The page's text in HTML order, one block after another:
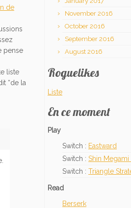
de
pense
liste
“de la
November 2016
October 2016
September 2016
August 2016
Roguelikes
Liste
En ce moment
Play
Switch : Eastward
Switch : Shin Megami
Switch : Triangle
Read
Berserk